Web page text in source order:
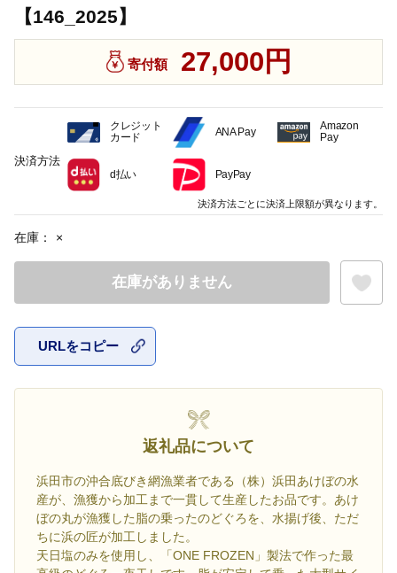
【146_2025】
寄付額 27,000円
在庫： ×
在庫がありません
URLをコピー
返礼品について
浜田市の沖合底びき網漁業者である（株）浜田あけぼの水
産が、漁獲から加工まで一貫して生産したお品です。あけ
ぼの丸が漁獲した脂の乗ったのどぐろを、水揚げ後、ただ
ちに浜の匠が加工しました。
天日塩のみを使用し、「ONE FROZEN」製法で作った最
決済方法
クレジット
カード
ANA Pay
Amazon
Pay
d払い PayPay
決済方法ごとに決済上限額が異なります。